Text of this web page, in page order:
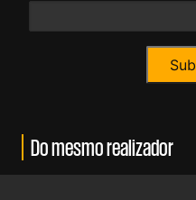
Do mesmo realizador